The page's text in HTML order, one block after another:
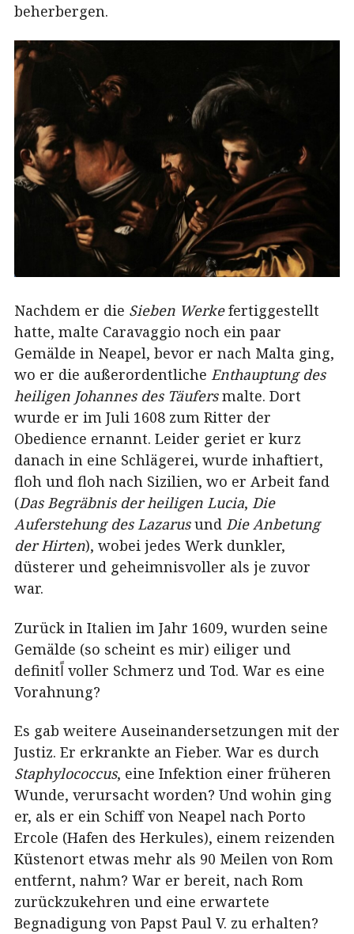
beherbergen.
Nachdem er die Sieben Werkefertiggestellt
hatte, malte Caravaggio noch ein paar
Gemälde in Neapel, bevor er nach Malta ging,
wo er die außerordentliche Enthauptung des
heiligen Johannes des Täufersmalte. Dort
wurde er im Juli 1608 zum Ritter der
Obedience ernannt. Leider geriet er kurz
danach in eine Schlägerei, wurde inhaftiert,
floh und floh nach Sizilien, wo er Arbeit fand
(Das Begräbnis der heiligen Lucia, Die
Auferstehung des Lazarusund Die Anbetung
der Hirten), wobei jedes Werk dunkler,
düsterer und geheimnisvoller als je zuvor
war.
Zurück in Italien im Jahr 1609, wurden seine
Gemälde (so scheint es mir) eiliger und
definitاً voller Schmerz und Tod. War es eine
Vorahnung?
Es gab weitere Auseinandersetzungen mit der
Justiz. Er erkrankte an Fieber. War es durch
Staphylococcus, eine Infektion einer früheren
Wunde, verursacht worden? Und wohin ging
er, als er ein Schiff von Neapel nach Porto
Ercole (Hafen des Herkules), einem reizenden
Küstenort etwas mehr als 90 Meilen von Rom
entfernt, nahm? War er bereit, nach Rom
zurückzukehren und eine erwartete
Begnadigung von Papst Paul V. zu erhalten?